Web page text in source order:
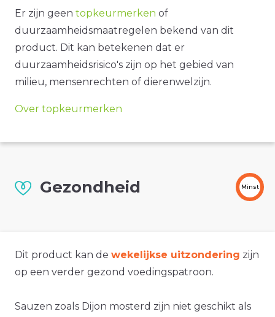
Er zijn geen topkeurmerken of
duurzaamheidsmaatregelen bekend van dit
product. Dit kan betekenen dat er
duurzaamheidsrisico's zijn op het gebied van
milieu, mensenrechten of dierenwelzijn.
Over topkeurmerken
Gezondheid Minst
Dit product kan de wekelijkse uitzondering zijn
op een verder gezond voedingspatroon.
Sauzen zoals Dijon mosterd zijn niet geschikt als